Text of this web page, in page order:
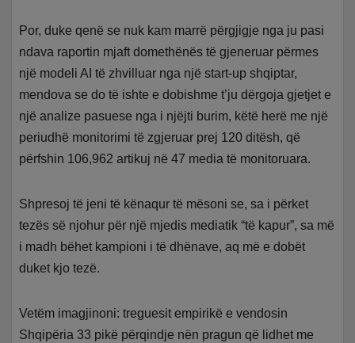
Por, duke qenë se nuk kam marrë përgjigje nga ju pasi
ndava raportin mjaft domethënës të gjeneruar përmes
një modeli AI të zhvilluar nga një start-up shqiptar,
mendova se do të ishte e dobishme t’ju dërgoja gjetjet e
një analize pasuese nga i njëjti burim, këtë herë me një
periudhë monitorimi të zgjeruar prej 120 ditësh, që
përfshin 106,962 artikuj në 47 media të monitoruara.
Shpresoj të jeni të kënaqur të mësoni se, sa i përket
tezës së njohur për një mjedis mediatik “të kapur”, sa më
i madh bëhet kampioni i të dhënave, aq më e dobët
duket kjo tezë.
Vetëm imagjinoni: treguesit empirikë e vendosin
Shqipëria 33 pikë përqindje nën pragun që lidhet me